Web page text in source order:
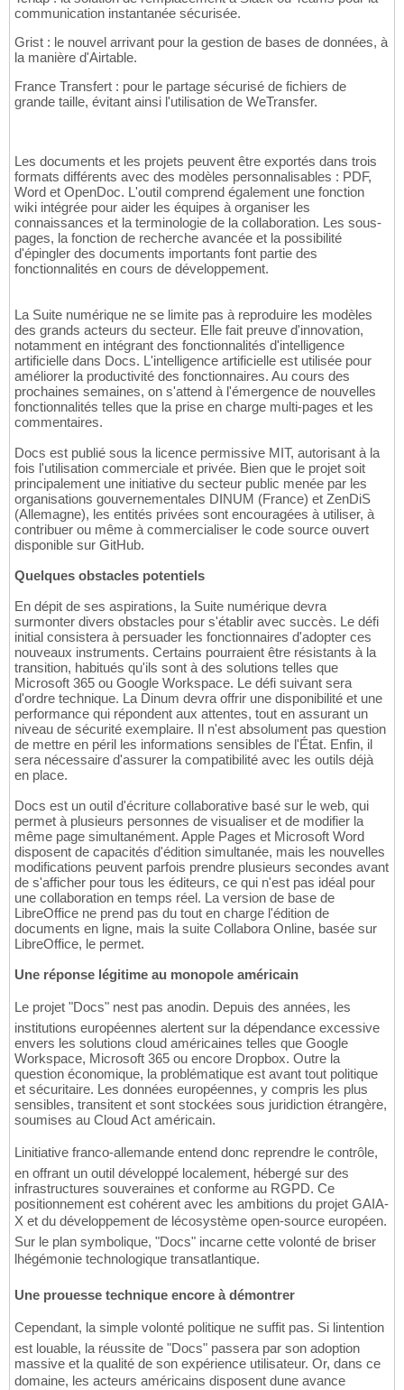
communication instantanée sécurisée.
Grist : le nouvel arrivant pour la gestion de bases de données, à
la manière d'Airtable.
France Transfert : pour le partage sécurisé de fichiers de
grande taille, évitant ainsi l'utilisation de WeTransfer.
Les documents et les projets peuvent être exportés dans trois
formats différents avec des modèles personnalisables : PDF,
Word et OpenDoc. L'outil comprend également une fonction
wiki intégrée pour aider les équipes à organiser les
connaissances et la terminologie de la collaboration. Les sous-
pages, la fonction de recherche avancée et la possibilité
d'épingler des documents importants font partie des
fonctionnalités en cours de développement.
La Suite numérique ne se limite pas à reproduire les modèles
des grands acteurs du secteur. Elle fait preuve d'innovation,
notamment en intégrant des fonctionnalités d'intelligence
artificielle dans Docs. L'intelligence artificielle est utilisée pour
améliorer la productivité des fonctionnaires. Au cours des
prochaines semaines, on s'attend à l'émergence de nouvelles
fonctionnalités telles que la prise en charge multi-pages et les
commentaires.
Docs est publié sous la licence permissive MIT, autorisant à la
fois l'utilisation commerciale et privée. Bien que le projet soit
principalement une initiative du secteur public menée par les
organisations gouvernementales DINUM (France) et ZenDiS
(Allemagne), les entités privées sont encouragées à utiliser, à
contribuer ou même à commercialiser le code source ouvert
disponible sur GitHub.
Quelques obstacles potentiels
En dépit de ses aspirations, la Suite numérique devra
surmonter divers obstacles pour s'établir avec succès. Le défi
initial consistera à persuader les fonctionnaires d'adopter ces
nouveaux instruments. Certains pourraient être résistants à la
transition, habitués qu'ils sont à des solutions telles que
Microsoft 365 ou Google Workspace. Le défi suivant sera
d'ordre technique. La Dinum devra offrir une disponibilité et une
performance qui répondent aux attentes, tout en assurant un
niveau de sécurité exemplaire. Il n'est absolument pas question
de mettre en péril les informations sensibles de l'État. Enfin, il
sera nécessaire d'assurer la compatibilité avec les outils déjà
en place.
Docs est un outil d'écriture collaborative basé sur le web, qui
permet à plusieurs personnes de visualiser et de modifier la
même page simultanément. Apple Pages et Microsoft Word
disposent de capacités d'édition simultanée, mais les nouvelles
modifications peuvent parfois prendre plusieurs secondes avant
de s'afficher pour tous les éditeurs, ce qui n'est pas idéal pour
une collaboration en temps réel. La version de base de
LibreOffice ne prend pas du tout en charge l'édition de
documents en ligne, mais la suite Collabora Online, basée sur
LibreOffice, le permet.
Une réponse légitime au monopole américain
Le projet "Docs" nest pas anodin. Depuis des années, les
institutions européennes alertent sur la dépendance excessive
envers les solutions cloud américaines telles que Google
Workspace, Microsoft 365 ou encore Dropbox. Outre la
question économique, la problématique est avant tout politique
et sécuritaire. Les données européennes, y compris les plus
sensibles, transitent et sont stockées sous juridiction étrangère,
soumises au Cloud Act américain.
Linitiative franco-allemande entend donc reprendre le contrôle,
en offrant un outil développé localement, hébergé sur des
infrastructures souveraines et conforme au RGPD. Ce
positionnement est cohérent avec les ambitions du projet GAIA-
X et du développement de lécosystème open-source européen.
Sur le plan symbolique, "Docs" incarne cette volonté de briser
lhégémonie technologique transatlantique.
Une prouesse technique encore à démontrer
Cependant, la simple volonté politique ne suffit pas. Si lintention
est louable, la réussite de "Docs" passera par son adoption
massive et la qualité de son expérience utilisateur. Or, dans ce
domaine, les acteurs américains disposent dune avance